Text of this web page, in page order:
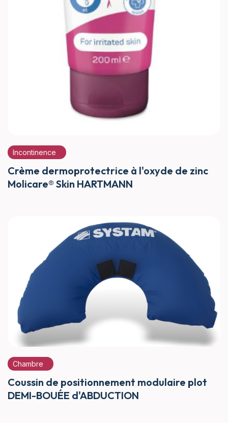
Incontinence
Crème dermoprotectrice à l'oxyde de zinc
Molicare® Skin HARTMANN
Chambre
Coussin de positionnement modulaire plot
DEMI-BOUÉE d'ABDUCTION